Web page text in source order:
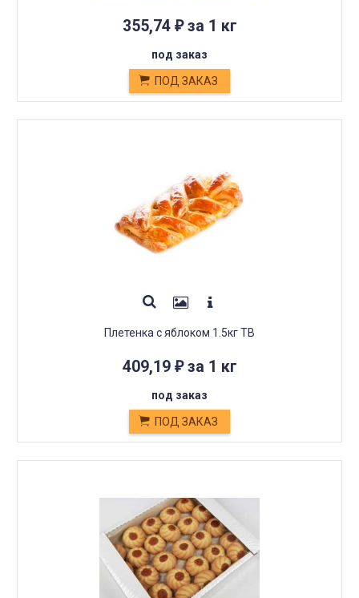
355,74 ₽за 1 кг
под заказ
ПОД ЗАКАЗ
Плетенка с яблоком 1.5кг ТВ
409,19 ₽за 1 кг
под заказ
ПОД ЗАКАЗ